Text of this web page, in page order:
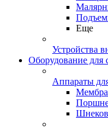
Еще
Устройства
Оборудование для
Аппараты